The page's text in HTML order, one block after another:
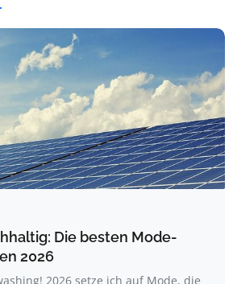
Die besten Mode-
2026
2026 setze ich auf Mode, die